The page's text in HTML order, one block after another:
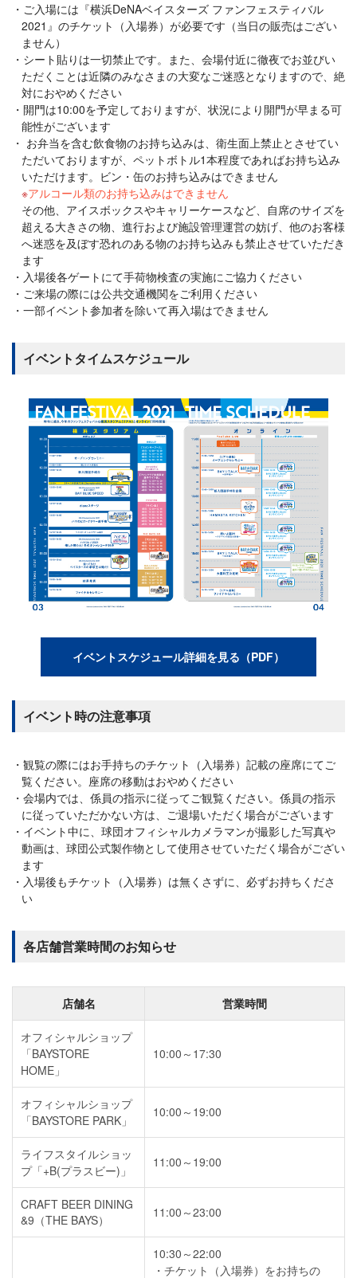
ご入場には『横浜DeNAベイスターズ ファンフェスティバル
2021』のチケット（入場券）が必要です（当日の販売はござい
ません）
シート貼りは一切禁止です。また、会場付近に徹夜でお並びい
ただくことは近隣のみなさまの大変なご迷惑となりますので、絶
対におやめください
開門は10:00を予定しておりますが、状況により開門が早まる可
能性がございます
お弁当を含む飲食物のお持ち込みは、衛生面上禁止とさせてい
ただいておりますが、ペットボトル1本程度であればお持ち込み
いただけます。ビン・缶のお持ち込みはできません
アルコール類のお持ち込みはできません
その他、アイスボックスやキャリーケースなど、自席のサイズを
超える大きさの物、進行および施設管理運営の妨げ、他のお客様
へ迷惑を及ぼす恐れのある物のお持ち込みも禁止させていただき
ます
入場後各ゲートにて手荷物検査の実施にご協力ください
ご来場の際には公共交通機関をご利用ください
一部イベント参加者を除いて再入場はできません
イベントタイムスケジュール
イベントスケジュール詳細を見る（PDF）
イベント時の注意事項
観覧の際にはお手持ちのチケット（入場券）記載の座席にてご
覧ください。座席の移動はおやめください
会場内では、係員の指示に従ってご観覧ください。係員の指示
に従っていただかない方は、ご退場いただく場合がございます
イベント中に、球団オフィシャルカメラマンが撮影した写真や
動画は、球団公式製作物として使用させていただく場合がござい
ます
入場後もチケット（入場券）は無くさずに、必ずお持ちくださ
い
各店舗営業時間のお知らせ
店舗名 営業時間
オフィシャルショップ
「BAYSTORE
HOME」
10:00～17:30
オフィシャルショップ
「BAYSTORE PARK」
10:00～19:00
ライフスタイルショッ
プ「+B(プラスビー)」
11:00～19:00
CRAFT BEER DINING
&9（THE BAYS）
11:00～23:00
10:30～22:00
チケット（入場券）をお持ちの